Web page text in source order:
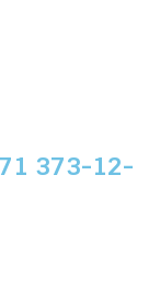
373-12-